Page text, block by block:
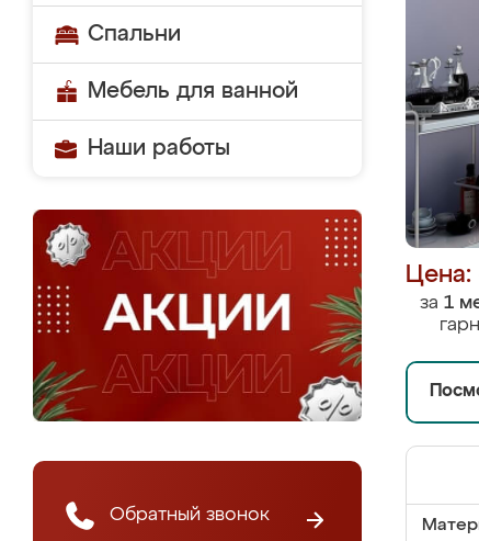
Спальни
Мебель для ванной
Наши работы
Обратный звонок
за 1